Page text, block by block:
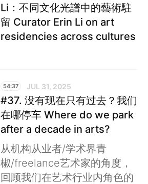
Li：不同文化光譜中的藝術駐
留 Curator Erin Li on art
residencies across cultures
54:37 JUL 31, 2025
#37. 没有现在只有过去？我们
在哪停车 Where do we park
after a decade in arts?
从机构从业者/学术界青
椒/freelance艺术家的角度，
回顾我们在艺术行业内角色的